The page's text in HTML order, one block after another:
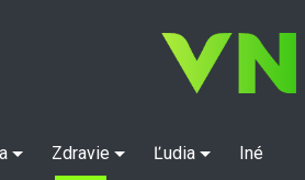
Zdravie Ľudia Iné